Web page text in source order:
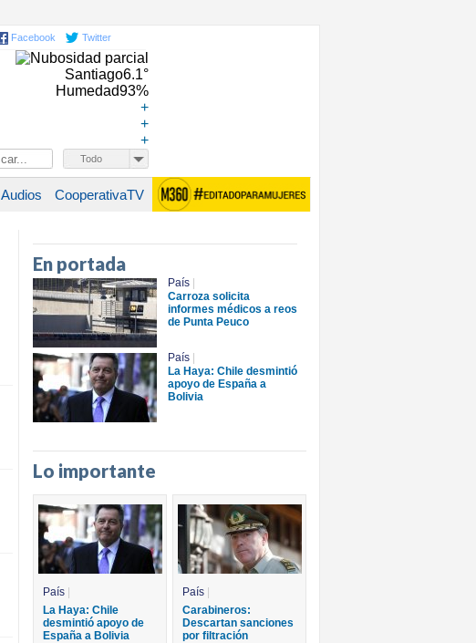
Facebook Twitter
Santiago6.1°
Humedad93%
+
+
+
Todo
Audios CooperativaTV
En portada
País
Carroza solicita
informes médicos a reos
de Punta Peuco
País
La Haya: Chile desmintió
apoyo de España a
Bolivia
Lo importante
País
La Haya: Chile
desmintió apoyo de
España a Bolivia
País
Carabineros:
Descartan sanciones
por filtración